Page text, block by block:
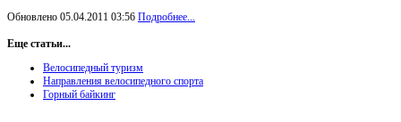
Обновлено 05.04.2011 03:56 Подробнее...
Еще статьи...
Велосипедный туризм
Направления велосипедного спорта
Горный байкинг